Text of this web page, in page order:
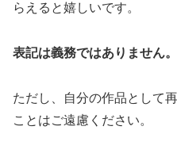
らえると嬉しいです。
表記は義務ではありません。
ただし、自分の作品として
ことはご遠慮ください。